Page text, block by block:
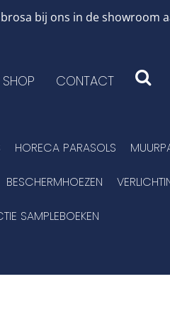
bij ons in de showroom
SHOP CONTACT
HORECA PARASOLS
BESCHERMHOEZEN
SAMPLEBOEKEN